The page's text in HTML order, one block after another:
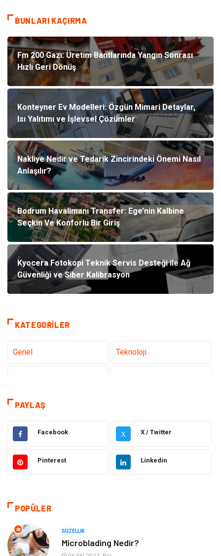
BUNLARI KAÇIRMA
Fm 200 Gazı: Üretim Bantlarında Yangın Sonrası
Hızlı Geri Dönüş
Konteyner Ev Modelleri: Özgün Mimari Detaylar,
Isı Yalıtımı ve İşlevsel Çözümler
Nakliye Nedir ve Tedarik Zincirindeki Önemi Nasıl
Anlaşılır?
Bodrum Havalimanı Transfer: Ege’nin Kalbine
Seçkin Ve Konforlu Bir Giriş
Kyocera Fotokopi Teknik Servis Desteği ile Ağ
Güvenliği ve Siber Kalibrasyon
KATEGORILER
Genel Teknoloji
Eğitim
Dekorasyon Elektronik
Güzellik Makine
Sağlıklı Yaşam
Yeme İçme
Organizasyon
PAYLAŞ
Facebook X X / Twitter
Pinterest Linkedin
POPÜLER
GÜZELLIK
Microblading Nedir?